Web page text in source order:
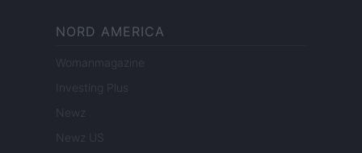
NORD AMERICA
Womanmagazine
Investing Plus
Newz
Newz US